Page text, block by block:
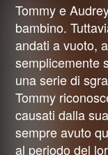
Tommy e
bambino.
andati a vuoto,
semplicemente
una serie di
Tommy
causati dalla
sempre avuto
al periodo del